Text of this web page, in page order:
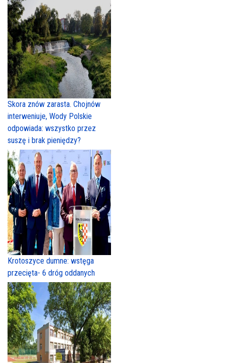
Skora znów zarasta. Chojnów
interweniuje, Wody Polskie
odpowiada: wszystko przez
suszę i brak pieniędzy?
Krotoszyce dumne: wstęga
przecięta- 6 dróg oddanych